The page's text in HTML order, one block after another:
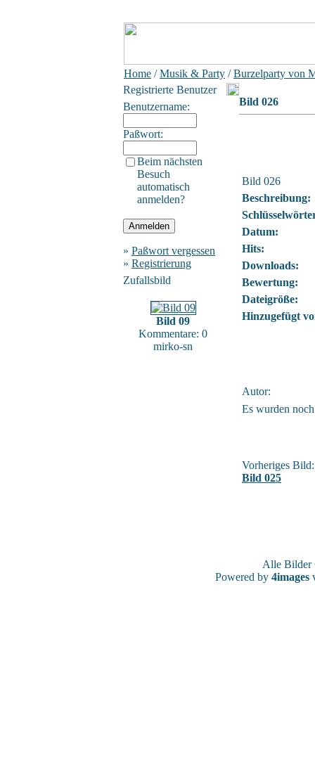
Home /Musik & Party /Burzelparty von
Registrierte Benutzer
Benutzername:
Paßwort:
Beim nächsten
Besuch
automatisch
anmelden?
» Paßwort vergessen
» Registrierung
Zufallsbild
Bild 09
Kommentare: 0
mirko-sn
Bild 026
Bild 026
Beschreibung:
Datum:
Hits:
Downloads:
Bewertung:
Dateigröße:
Hinzugefügt
Autor:
Es wurden
Vorheriges Bild:
Bild 025
Alle
Powered by 4images